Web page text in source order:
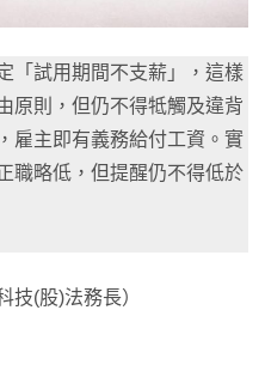
「試用期間不支薪」，這樣
原則，但仍不得牴觸及違背
雇主即有義務給付工資。實
職略低，但提醒仍不得低於
技(股)法務長）